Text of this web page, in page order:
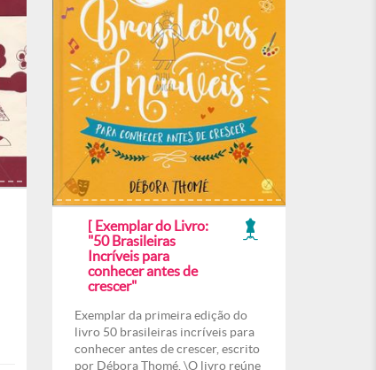
[ Exemplar do Livro:
"50 Brasileiras
Incríveis para
conhecer antes de
crescer"
Exemplar da primeira edição do
livro 50 brasileiras incríveis para
conhecer antes de crescer, escrito
por Débora Thomé. \O livro reúne